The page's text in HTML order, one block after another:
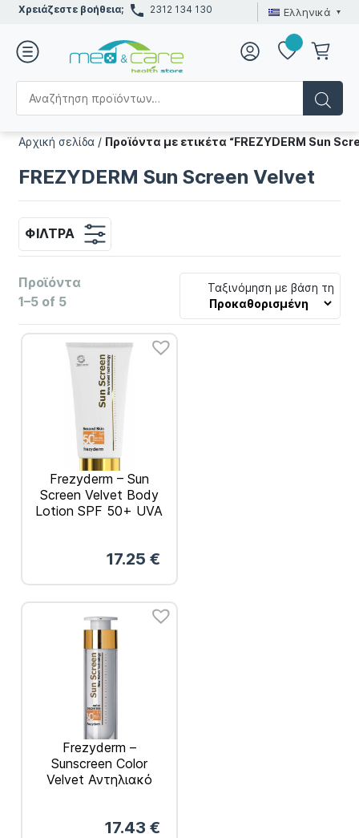
Χρειάζεστε βοήθεια; 2312 134 130 Ελληνικά
Αρχική σελίδα / Προϊόντα με ετικέτα “FREZYDERM Sun
FREZYDERM Sun Screen Velvet
ΦΊΛΤΡΑ
Προϊόντα
1–5 of 5
Ταξινόμηση με βάση τη
Frezyderm – Sun
Screen Velvet Body
Lotion SPF 50+ UVA
125ml17.25 €
Frezyderm –
Sunscreen Color
Velvet Αντηλιακό
17.43 €